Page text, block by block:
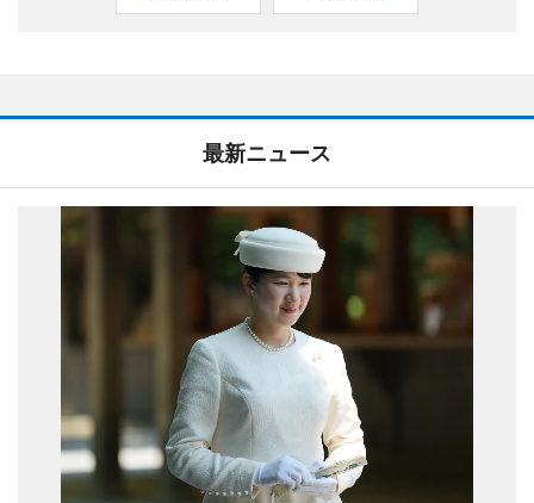
最新ニュース